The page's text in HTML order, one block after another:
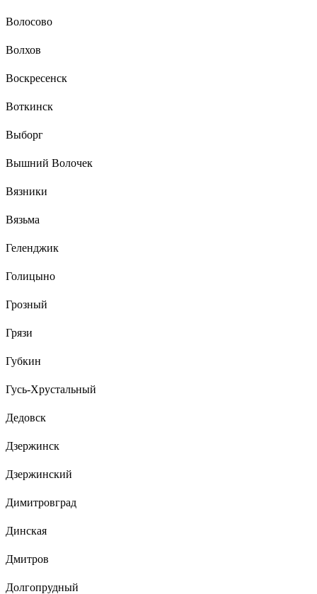
Волосово
Волхов
Воскресенск
Воткинск
Выборг
Вышний Волочек
Вязники
Вязьма
Геленджик
Голицыно
Грозный
Грязи
Губкин
Гусь-Хрустальный
Дедовск
Дзержинск
Дзержинский
Димитровград
Динская
Дмитров
Долгопрудный